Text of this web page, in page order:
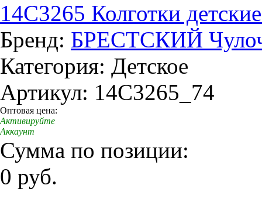
14C3265 Колготки
Бренд: БРЕСТСКИЙ
Категория: Детское
Артикул: 14C3265_74
Оптовая цена:
Активируйте
Аккаунт
Сумма по позиции:
0 руб.